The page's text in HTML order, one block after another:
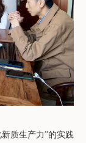
质生产力”的实践